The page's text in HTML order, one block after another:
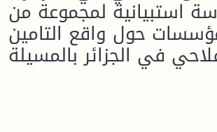
استبيانية لمجموعة من
حول واقع التامين